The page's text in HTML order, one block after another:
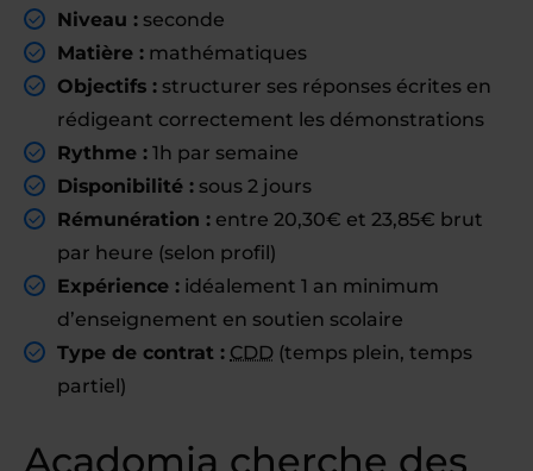
Niveau : seconde
Matière : mathématiques
Objectifs : structurer ses réponses écrites en
rédigeant correctement les démonstrations
Rythme : 1h par semaine
Disponibilité : sous 2 jours
Rémunération : entre 20,30€ et 23,85€ brut
par heure (selon profil)
Expérience : idéalement 1 an minimum
d’enseignement en soutien scolaire
Type de contrat : CDD (temps plein, temps
partiel)
Acadomia cherche des